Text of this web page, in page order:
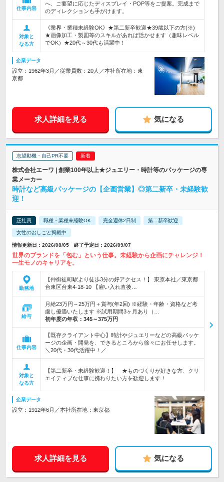
仕事内容
へ、ご要望に応じたディスプレイ・POP等をご提案。完成まで
のディレクションも手がけます。
対象と
なる方
《業界・業種未経験OK》★第二新卒歓迎★39歳以下の方(※)
★画像加工・製図等のスキルがあれば活かせます（趣味レベル
でOK）★20代～30代も活躍中！
企業データ
設立：1962年3月／従業員数：20人／本社所在地：東
京都
求人詳細を見る 気になる
志望動機・自己PR不要
株式会社エーワ | 創業100年以上★ジュエリー・時計等のパッケージの専
業メーカー
時計など高級パッケージの【企画営業】◎第二新卒・未経験歓
迎！
正社員 職種・業種未経験OK 完全週休2日制 第二新卒歓迎
女性のおしごと掲載中
情報更新日：2026/08/05 終了予定日：2026/09/07
世界のブランドを「包む」という仕事。未経験から企画にチャレンジ！
一生モノのキャリアを。
勤務地
【仲御徒町駅より徒歩3分の好アクセス！】 東京本社／東京都
台東区台東4-18-10 【雇い入れ直後…
給与
月給23万円～25万円＋賞与(年2回) ※経験・年齢・資格など考
慮し優遇いたします ※試用期間3ヶ月あり（…
初年度の年収： 345～375万円
仕事内容
【既存クライアント中心】時計やジュエリーなどの高級パッケ
ージの企画・開発を、できるところから徐々にお任せします。
＼20代・30代活躍中！／
対象と
なる方
【第二新卒・未経験歓迎！】 ★ものづくりが好きな方、クリ
エイティブな仕事に携わりたい方を歓迎します！
企業データ
設立：1912年6月／本社所在地：東京都
求人詳細を見る 気になる